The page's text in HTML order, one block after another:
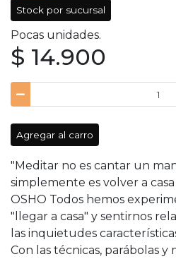
Stock por sucursal
Pocas unidades.
$ 14.900
Agregar al carro
"Meditar no es cantar un
simplemente es volver a
OSHO Todos hemos
"llegar a casa" y sentirnos
las inquietudes
Con las técnicas, parábolas